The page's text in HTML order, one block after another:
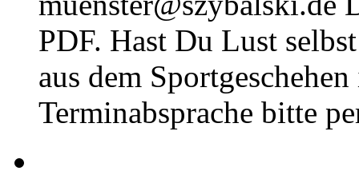
PDF. Hast Du Lust
aus dem
Terminabsprache bitte